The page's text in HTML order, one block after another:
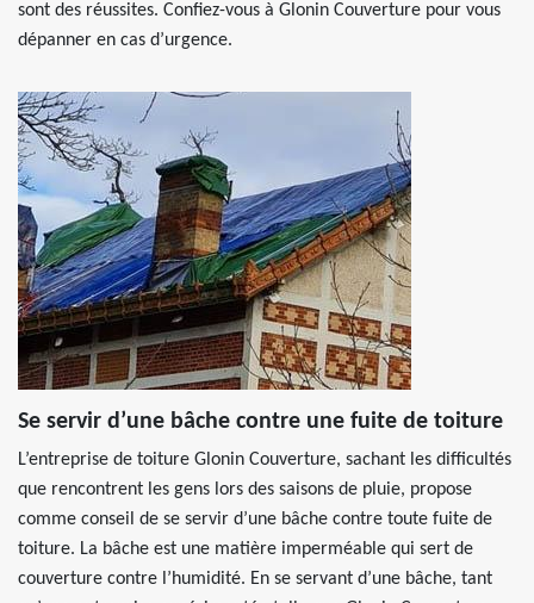
sont des réussites. Confiez-vous à Glonin Couverture pour vous
dépanner en cas d’urgence.
Se servir d’une bâche contre une fuite de toiture
L’entreprise de toiture Glonin Couverture, sachant les difficultés
que rencontrent les gens lors des saisons de pluie, propose
comme conseil de se servir d’une bâche contre toute fuite de
toiture. La bâche est une matière imperméable qui sert de
couverture contre l’humidité. En se servant d’une bâche, tant